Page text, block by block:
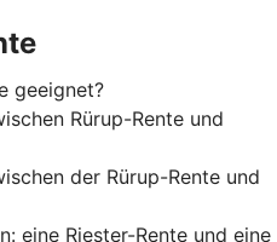
geeignet?
Rürup-Rente und
der Rürup-Rente und
eine Riester-Rente und eine